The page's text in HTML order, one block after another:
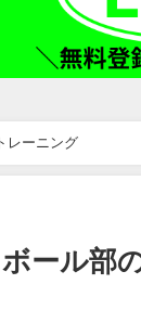
レーニング
ール部